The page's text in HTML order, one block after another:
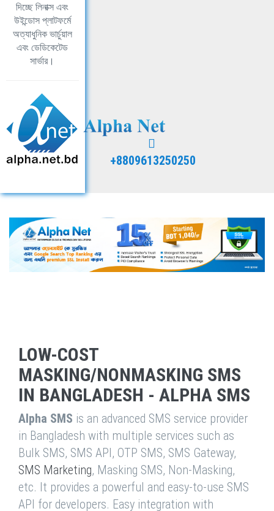
দিচ্ছে লিনাক্স এবং
উইন্ডোস প্লাটফর্মে
অত্যাধুনিক ভার্চুয়াল
এবং ডেডিকেটেড
সার্ভার।
+8809613250250
LOW-COST
MASKING/NONMASKING SMS
IN BANGLADESH - ALPHA SMS
Alpha SMS is an advanced SMS service provider
in Bangladesh with multiple services such as
Bulk SMS, SMS API, OTP SMS, SMS Gateway,
SMS Marketing, Masking SMS, Non-Masking,
etc. It provides a powerful and easy-to-use SMS
API for developers. Easy integration with